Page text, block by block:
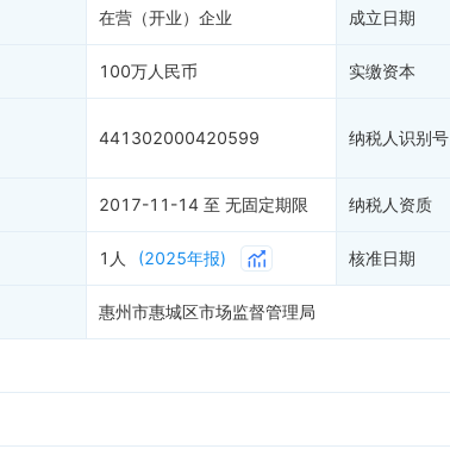
地块公示
客户
在营（开业）企业 成立日期
100万人民币 实缴资本
441302000420599 纳税人识别号
2017-11-14 至 无固定期限 纳税人资质
1人 (2025年报) 核准日期
惠州市惠城区市场监督管理局